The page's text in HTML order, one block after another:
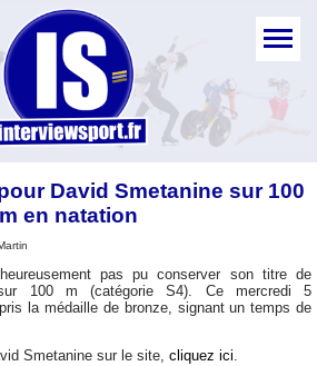
David Smetanine sur 100
m en natation
pas pu conserver son titre de
sur 100 m (catégorie S4). Ce mercredi 5
la médaille de bronze, signant un temps de
Smetanine sur le site, cliquez ici